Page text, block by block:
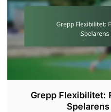
Grepp Flexibilitet: